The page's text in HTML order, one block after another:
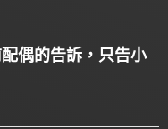
偶的告訴，只告小